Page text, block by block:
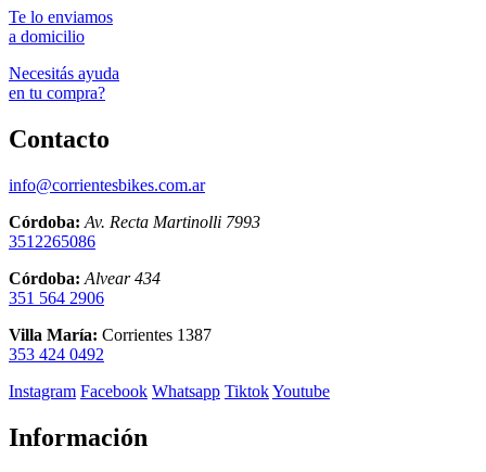
Te lo enviamos
a domicilio
Necesitás ayuda
en tu compra?
Contacto
info@corrientesbikes.com.ar
Córdoba: Av. Recta Martinolli 7993
3512265086
Córdoba: Alvear 434
351 564 2906
Villa María: Corrientes 1387
353 424 0492
Instagram Facebook Whatsapp TiktokYoutube
Información